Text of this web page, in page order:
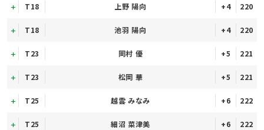
T18 上野 陽向 +4 220
T18 池羽 陽向 +4 220
T23 岡村 優 +5 221
T23 松岡 華 +5 221
T25 越雲 みなみ +6 222
T25 細沼 菜津美 +6 222